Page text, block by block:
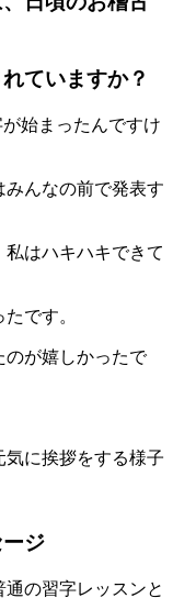
ていますか？
始まったんですけ
んなの前で発表す
はハキハキできて
です。
のが嬉しかったで
に挨拶をする様子
ジ
の習字レッスンと